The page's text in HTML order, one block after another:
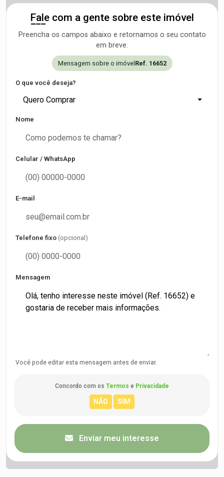
Fale com a gente sobre este imóvel
Preencha os campos abaixo e retornamos o seu contato
em breve.
Mensagem sobre o imóvel Ref. 16652
O que você deseja?
Quero Comprar
Nome
Celular / WhatsApp
E-mail
Telefone fixo (opcional)
Mensagem
Você pode editar esta mensagem antes de enviar.
Concordo com os Termos e Privacidade
Enviar meu interesse